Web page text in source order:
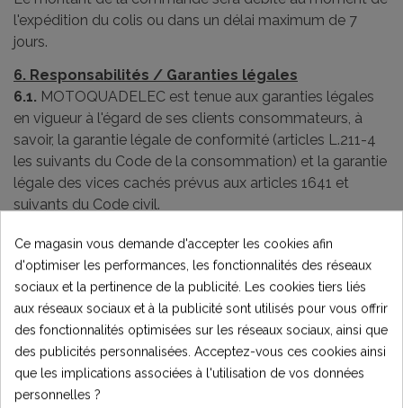
l'expédition du colis ou dans un délai maximum de 7
jours.
6. Responsabilités / Garanties légales
6.1. MOTOQUADELEC est tenue aux garanties légales
en vigueur à l'égard de ses clients consommateurs, à
savoir, la garantie légale de conformité (articles L.211-4
les suivants du Code de la consommation) et la garantie
légale des vices cachés prévus aux articles 1641 et
suivants du Code civil.
Lorsqu'il agit en garantie légale de conformité, le Client :
-bénéficie d'un délai de 2 ans à compter de la délivrance
du bien pour agir ;
-peut choisir entre la réparation ou le remplacement du
bien. MOTOQUADELEC peut néanmoins ne pas
procéder selon le choix du Client lorsque ce choix
entraine un coût manifestement disproportionné au
regard de l'autre modalité compte tenu de la valeur du
Ce magasin vous demande d'accepter les cookies afin
d'optimiser les performances, les fonctionnalités des réseaux
sociaux et la pertinence de la publicité. Les cookies tiers liés
aux réseaux sociaux et à la publicité sont utilisés pour vous offrir
des fonctionnalités optimisées sur les réseaux sociaux, ainsi que
des publicités personnalisées. Acceptez-vous ces cookies ainsi
que les implications associées à l'utilisation de vos données
personnelles ?